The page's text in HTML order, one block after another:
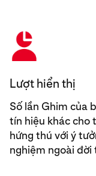
Lượt hiển thị
Số lần Ghim của
tín hiệu khác cho
hứng thú với ý
nghiệm ngoài đời